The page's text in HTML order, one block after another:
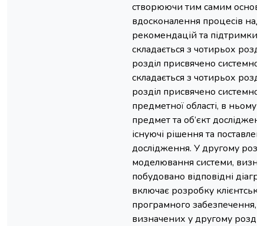
створюючи тим самим
вдосконалення процесів
рекомендацій та підтримки
складається з чотирьох
розділ присвячено
складається з чотирьох
розділ присвячено
предметної області, в ньому
предмет та об’єкт
існуючі рішення та
дослідження. У другому
моделювання системи,
побудовано відповідні
включає розробку
програмного забезпечення,
визначених у другому